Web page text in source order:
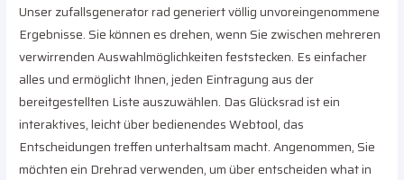
Unser zufallsgenerator rad generiert völlig unvoreingenommene
Ergebnisse. Sie können es drehen, wenn Sie zwischen mehreren
verwirrenden Auswahlmöglichkeiten feststecken. Es einfacher
alles und ermöglicht Ihnen, jeden Eintragung aus der
bereitgestellten Liste auszuwählen. Das Glücksrad ist ein
interaktives, leicht über bedienendes Webtool, das
Entscheidungen treffen unterhaltsam macht. Angenommen, Sie
möchten ein Drehrad verwenden, um über entscheiden what in